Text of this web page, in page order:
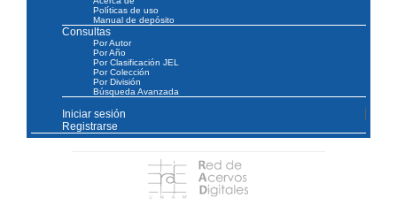
Políticas de uso
Manual de depósito
Consultas
Por Autor
Por Año
Por Clasificación JEL
Por Colección
Por División
Búsqueda Avanzada
Iniciar sesión
Registrarse